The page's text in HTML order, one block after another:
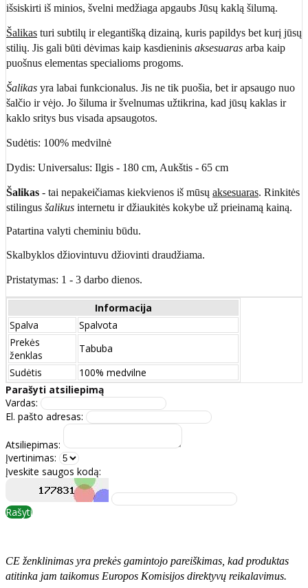
išsiskirti iš minios, švelni medžiaga apgaubs Jūsų kaklą šilumą.
Šalikas turi subtilų ir elegantišką dizainą, kuris papildys bet kurį jūsų
stilių. Jis gali būti dėvimas kaip kasdieninis aksesuaras arba kaip
puošnus elementas specialioms progoms.
Šalikas yra labai funkcionalus. Jis ne tik puošia, bet ir apsaugo nuo
šalčio ir vėjo. Jo šiluma ir švelnumas užtikrina, kad jūsų kaklas ir
kaklo sritys bus visada apsaugotos.
Sudėtis: 100% medvilnė
Dydis: Universalus: Ilgis - 180 cm, Aukštis - 65 cm
Šalikas - tai nepakeičiamas kiekvienos iš mūsų aksesuaras. Rinkitės
stilingus šalikus internetu ir džiaukitės kokybe už prieinamą kainą.
Patartina valyti cheminiu būdu.
Skalbyklos džiovintuvu džiovinti draudžiama.
Pristatymas: 1 - 3 darbo dienos.
Informacija
Spalva
Spalvota
Prekės
ženklas
Tabuba
Sudėtis
100% medvilne
Parašyti atsiliepimą
Vardas:
El. pašto adresas:
Atsiliepimas:
Įvertinimas:
Įveskite saugos kodą:
Rašyti
CE ženklinimas yra prekės gamintojo pareiškimas, kad produktas
atitinka jam taikomus Europos Komisijos direktyvų reikalavimus.